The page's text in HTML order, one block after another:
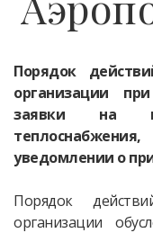
Порядок
организации
заявки на
уведомлении о
Порядок
организации